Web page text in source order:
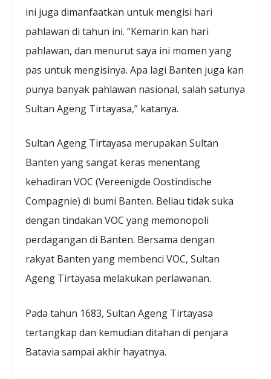
ini juga dimanfaatkan untuk mengisi hari
pahlawan di tahun ini. “Kemarin kan hari
pahlawan, dan menurut saya ini momen yang
pas untuk mengisinya. Apa lagi Banten juga kan
punya banyak pahlawan nasional, salah satunya
Sultan Ageng Tirtayasa,” katanya.
Sultan Ageng Tirtayasa merupakan Sultan
Banten yang sangat keras menentang
kehadiran VOC (Vereenigde Oostindische
Compagnie) di bumi Banten. Beliau tidak suka
dengan tindakan VOC yang memonopoli
perdagangan di Banten. Bersama dengan
rakyat Banten yang membenci VOC, Sultan
Ageng Tirtayasa melakukan perlawanan.
Pada tahun 1683, Sultan Ageng Tirtayasa
tertangkap dan kemudian ditahan di penjara
Batavia sampai akhir hayatnya.